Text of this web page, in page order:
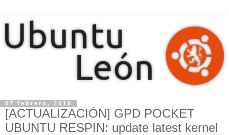
07 febrero, 2018
[ACTUALIZACIÓN] GPD POCKET
UBUNTU RESPIN: update latest kernel